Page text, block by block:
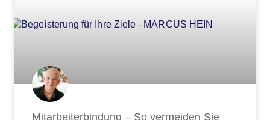
Mitarbeiterbindung – So vermeiden Sie